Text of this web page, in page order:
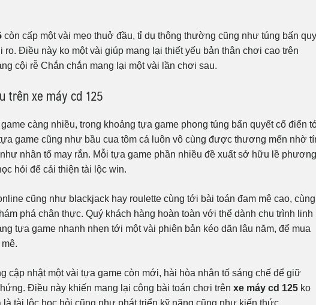
còn cấp một vài mẹo thuở đầu, tỉ dụ thông thường cũng như túng bấn
Điều này ko một vài giúp mang lại thiết yếu bản thân chơi cao trên
cội rễ Chắn chắn mang lại một vài lần chơi sau.
xe máy cd 125
càng nhiều, trong khoảng tựa game phong túng bấn quyết cổ điển
game cũng như bầu cua tôm cá luôn vô cùng được thương mến nhờ
nhân tố may rắn. Mỗi tựa game phần nhiều đề xuất sở hữu lề phương
hỏi để cải thiện tài lộc win.
cũng như blackjack hay roulette cùng tới bài toán đam mê cao, cùng
phá chân thực. Quý khách hàng hoàn toàn với thể dành chu trình linh
tựa game nhanh nhẹn tới một vài phiên bản kéo dãn lâu năm, để mua
cập nhật một vài tựa game còn mới, hài hòa nhân tố sáng chế để giữ
Điều này khiến mang lại công bài toán chơi trên xe máy cd 125 ko
tài lộc học hỏi cũng như phát triển kỹ năng cũng như kiến thức.